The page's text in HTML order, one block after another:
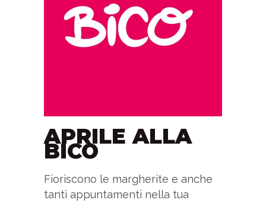
APRILE ALLA
BICO
Fioriscono le margherite e anche
tanti appuntamenti nella tua